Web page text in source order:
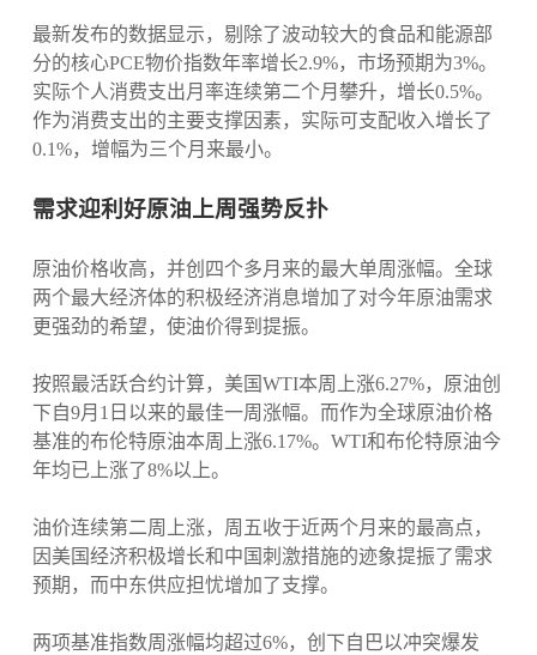
最新发布的数据显示，剔除了波动较大的食品和能源部
分的核心PCE物价指数年率增长2.9%，市场预期为3%。
实际个人消费支出月率连续第二个月攀升，增长0.5%。
作为消费支出的主要支撑因素，实际可支配收入增长了
0.1%，增幅为三个月来最小。
需求迎利好原油上周强势反扑
原油价格收高，并创四个多月来的最大单周涨幅。全球
两个最大经济体的积极经济消息增加了对今年原油需求
更强劲的希望，使油价得到提振。
按照最活跃合约计算，美国WTI本周上涨6.27%，原油创
下自9月1日以来的最佳一周涨幅。而作为全球原油价格
基准的布伦特原油本周上涨6.17%。WTI和布伦特原油今
年均已上涨了8%以上。
油价连续第二周上涨，周五收于近两个月来的最高点，
因美国经济积极增长和中国刺激措施的迹象提振了需求
预期，而中东供应担忧增加了支撑。
两项基准指数周涨幅均超过6%，创下自巴以冲突爆发